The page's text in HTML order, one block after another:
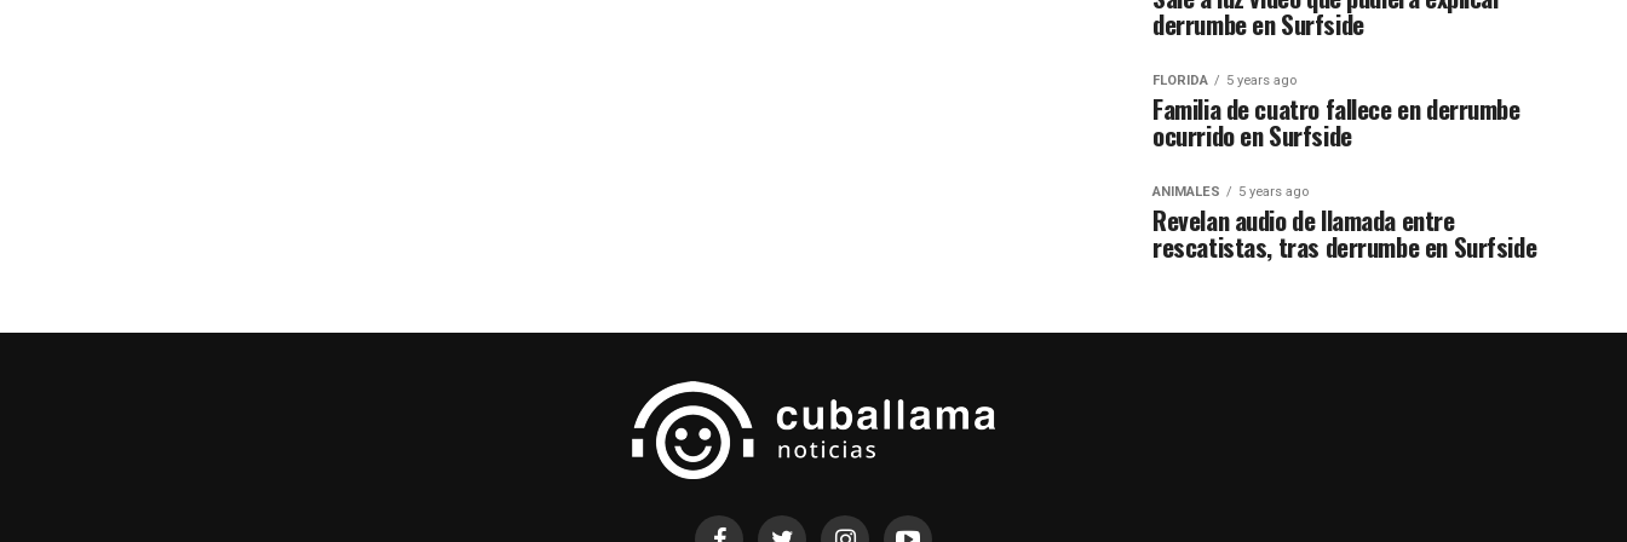
derrumbe en Surfside
FLORIDA 5 years ago
Familia de cuatro fallece en derrumbe
ocurrido en Surfside
ANIMALES 5 years ago
Revelan audio de llamada entre
rescatistas, tras derrumbe en Surfside